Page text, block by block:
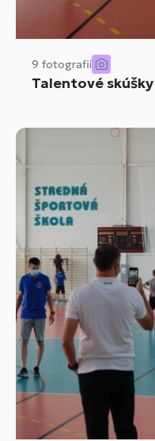
9 fotografií
Talentové